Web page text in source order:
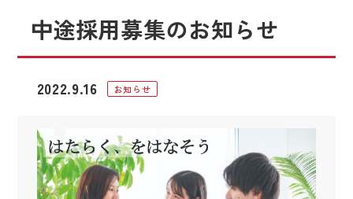
中途採用募集のお知らせ
2022.9.16 お知らせ